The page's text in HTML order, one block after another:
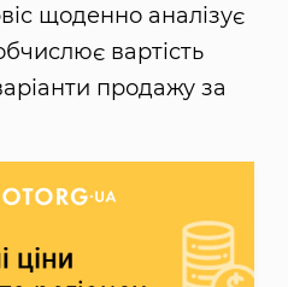
щоденно аналізує
вартість
продажу за